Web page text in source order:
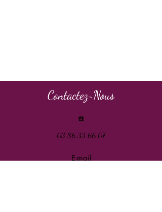
Contactez~Nous
☎️
03 86 33 66 07
E-mail